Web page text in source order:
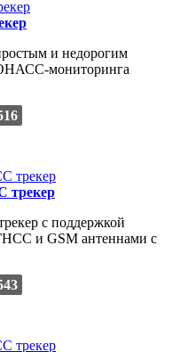
и недорогим
мониторинга
трекер
с поддержкой
и GSM антеннами с